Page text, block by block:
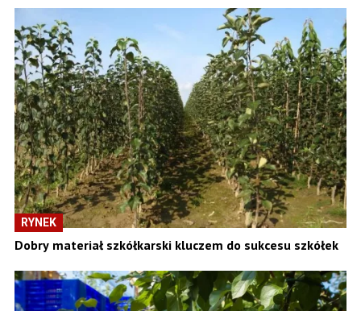
RYNEK
Dobry materiał szkółkarski kluczem do sukcesu szkółek